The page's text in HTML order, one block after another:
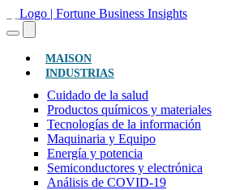
MAISON(ACTUAL)
INDUSTRIAS
Cuidado de la salud
Productos químicos y materiales
Tecnologías de la información
Maquinaria y Equipo
Energía y potencia
Semiconductores y electrónica
Análisis de COVID-19